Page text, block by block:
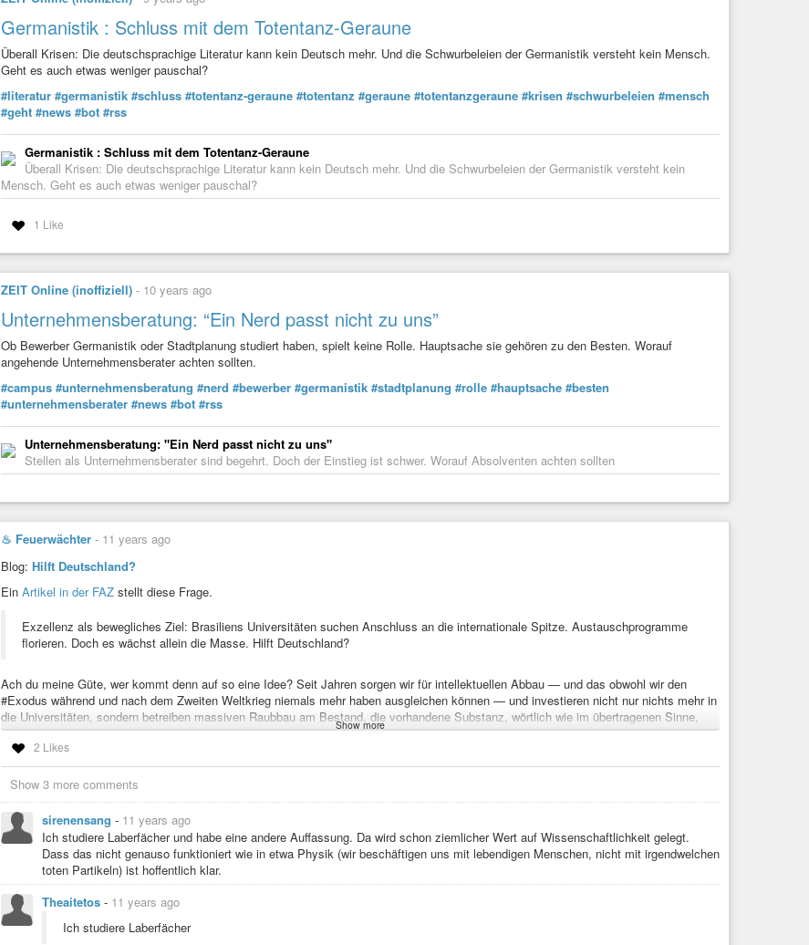
Germanistik : Schluss mit dem Totentanz-Geraune
Überall Krisen: Die deutschsprachige Literatur kann kein Deutsch mehr. Und die Schwurbeleien der Germanistik versteht kein Mensch.
Geht es auch etwas weniger pauschal?
#literatur #germanistik #schluss #totentanz-geraune #totentanz #geraune #totentanzgeraune #krisen #schwurbeleien #mensch
#geht #news #bot #rss
Germanistik : Schluss mit dem Totentanz-Geraune
Überall Krisen: Die deutschsprachige Literatur kann kein Deutsch mehr. Und die Schwurbeleien der Germanistik versteht kein
Mensch. Geht es auch etwas weniger pauschal?
1 Like
ZEIT Online (inoffiziell) - 10 years ago
Unternehmensberatung: “Ein Nerd passt nicht zu uns”
Ob Bewerber Germanistik oder Stadtplanung studiert haben, spielt keine Rolle. Hauptsache sie gehören zu den Besten. Worauf
angehende Unternehmensberater achten sollten.
#campus #unternehmensberatung #nerd #bewerber #germanistik #stadtplanung #rolle #hauptsache #besten
#unternehmensberater #news #bot #rss
Unternehmensberatung: "Ein Nerd passt nicht zu uns"
Stellen als Unternehmensberater sind begehrt. Doch der Einstieg ist schwer. Worauf Absolventen achten sollten
♨ Feuerwächter - 11 years ago
Blog: Hilft Deutschland?
Ein Artikel in der FAZ stellt diese Frage.
Exzellenz als bewegliches Ziel: Brasiliens Universitäten suchen Anschluss an die internationale Spitze. Austauschprogramme
florieren. Doch es wächst allein die Masse. Hilft Deutschland?
Ach du meine Güte, wer kommt denn auf so eine Idee? Seit Jahren sorgen wir für intellektuellen Abbau — und das obwohl wir den
#Exodus während und nach dem Zweiten Weltkrieg niemals mehr haben ausgleichen können — und investieren nicht nur nichts mehr in
die Universitäten, sondern betreiben massiven Raubbau am Bestand, die vorhandene Substanz, wörtlich wie im übertragenen Sinne,
wird auf Verschleiß gefahren. Die Umstellung auf #Bachelor und #Master ist ursächlich daran beteiligt. Eine breite, fundierte Ausbildung
ist einfach nicht gewollt, die #Akademikerquote soll auf Biegen und Brechen erhöht werden. Es geht nur noch darum möglichst schnell
viele halbgebildete Arbeitstkräfte in den Markt zu drücken. Daß mit Abschlüssen in Laberfächern wie #Germanistik und #Soziologie
keine #Industrienation eine #Spitzenforschung durchführen kann und technologischer Fortschritt zu erzielen ist, wird dabei vollkommen
außer acht gelassen. …
http://www.feuerwaechter.org/2015/03/hilft-deutschland/
#Annette_Schavan ,#Brasilien,#Forschungspolitik,#Gender,#Gesellschaft,#Hochschulpolitik, #Politik,#Wissenschaft
Show more
2 Likes
Show 3 more comments
sirenensang - 11 years ago
Ich studiere Laberfächer und habe eine andere Auffassung. Da wird schon ziemlicher Wert auf Wissenschaftlichkeit gelegt.
Dass das nicht genauso funktioniert wie in etwa Physik (wir beschäftigen uns mit lebendigen Menschen, nicht mit irgendwelchen
toten Partikeln) ist hoffentlich klar.
Theaitetos - 11 years ago
Ich studiere Laberfächer